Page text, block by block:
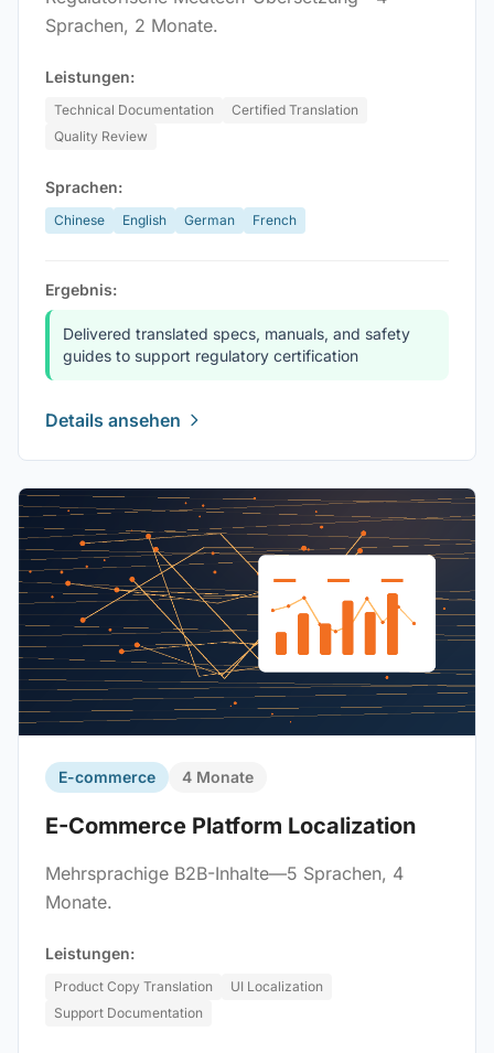
Sprachen, 2 Monate.
Leistungen:
Technical Documentation
Certified Translation
Quality Review
Sprachen:
Chinese English German French
Ergebnis:
Delivered translated specs, manuals, and safety
guides to support regulatory certification
Details ansehen
E-commerce 4 Monate
E-Commerce Platform Localization
Mehrsprachige B2B-Inhalte—5 Sprachen, 4
Monate.
Leistungen:
Product Copy Translation
UI Localization
Support Documentation